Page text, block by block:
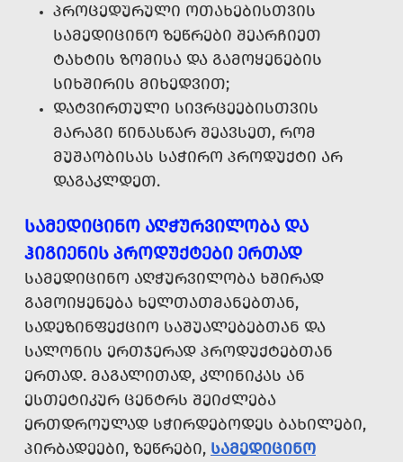
ᲞᲠᲝᲪᲔᲓᲣᲠᲣᲚᲘ ᲝᲗᲐᲮᲔᲑᲘᲡᲗᲕᲘᲡ
ᲡᲐᲛᲔᲓᲘᲪᲘᲜᲝ ᲖᲔᲬᲠᲔᲑᲘ ᲨᲔᲐᲠᲩᲘᲔᲗ
ᲢᲐᲮᲢᲘᲡ ᲖᲝᲛᲘᲡᲐ ᲓᲐ ᲒᲐᲛᲝᲧᲔᲜᲔᲑᲘᲡ
ᲡᲘᲮᲨᲘᲠᲘᲡ ᲛᲘᲮᲔᲓᲕᲘᲗ;
ᲓᲐᲢᲕᲘᲠᲗᲣᲚᲘ ᲡᲘᲕᲠᲪᲔᲔᲑᲘᲡᲗᲕᲘᲡ
ᲛᲐᲠᲐᲒᲘ ᲬᲘᲜᲐᲡᲬᲐᲠ ᲨᲔᲐᲕᲡᲔᲗ, ᲠᲝᲛ
ᲛᲣᲨᲐᲝᲑᲘᲡᲐᲡ ᲡᲐᲭᲘᲠᲝ ᲞᲠᲝᲓᲣᲥᲢᲘ ᲐᲠ
ᲓᲐᲒᲐᲙᲚᲓᲔᲗ.
ᲡᲐᲛᲔᲓᲘᲪᲘᲜᲝ ᲐᲦᲭᲣᲠᲕᲘᲚᲝᲑᲐ ᲓᲐ
ᲰᲘᲒᲘᲔᲜᲘᲡ ᲞᲠᲝᲓᲣᲥᲢᲔᲑᲘ ᲔᲠᲗᲐᲓ
ᲡᲐᲛᲔᲓᲘᲪᲘᲜᲝ ᲐᲦᲭᲣᲠᲕᲘᲚᲝᲑᲐ ᲮᲨᲘᲠᲐᲓ
ᲒᲐᲛᲝᲘᲧᲔᲜᲔᲑᲐ ᲮᲔᲚᲗᲐᲗᲛᲐᲜᲔᲑᲗᲐᲜ,
ᲡᲐᲓᲔᲖᲘᲜᲤᲔᲥᲪᲘᲝ ᲡᲐᲨᲣᲐᲚᲔᲑᲔᲑᲗᲐᲜ ᲓᲐ
ᲡᲐᲚᲝᲜᲘᲡ ᲔᲠᲗᲯᲔᲠᲐᲓ ᲞᲠᲝᲓᲣᲥᲢᲔᲑᲗᲐᲜ
ᲔᲠᲗᲐᲓ. ᲛᲐᲒᲐᲚᲘᲗᲐᲓ, ᲙᲚᲘᲜᲘᲙᲐᲡ ᲐᲜ
ᲔᲡᲗᲔᲢᲘᲙᲣᲠ ᲪᲔᲜᲢᲠᲡ ᲨᲔᲘᲫᲚᲔᲑᲐ
ᲔᲠᲗᲓᲠᲝᲣᲚᲐᲓ ᲡᲭᲘᲠᲓᲔᲑᲝᲓᲔᲡ ᲑᲐᲮᲘᲚᲔᲑᲘ,
ᲞᲘᲠᲑᲐᲓᲔᲔᲑᲘ, ᲖᲔᲬᲠᲔᲑᲘ, ᲡᲐᲛᲔᲓᲘᲪᲘᲜᲝ